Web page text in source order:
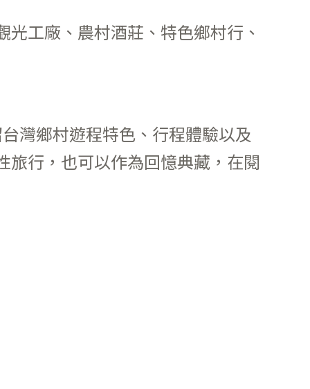
工廠、農村酒莊、特色鄉村行、
灣鄉村遊程特色、行程體驗以及
行，也可以作為回憶典藏，在閱